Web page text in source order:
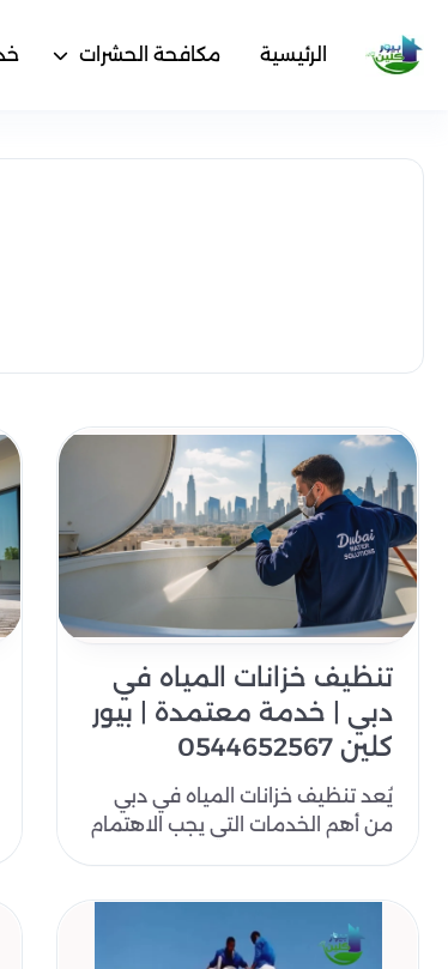
الرئيسية مكافحة الحشرات
تنظيف خزانات المياه في
دبي | خدمة معتمدة | بيور
كلين 0544652567
يُعد تنظيف خزانات المياه في دبي
من أهم الخدمات التي يجب الاهتمام